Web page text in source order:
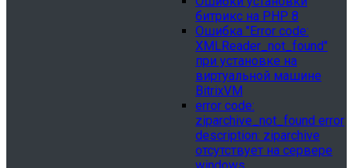
битрикс на PHP 8
Ошибка "Error сode:
XMLReader_not_found"
при установке на
виртуальной машине
BitrixVM
error сode:
ziparchive_not_found error
description: ziparchive
отсутствует на сервере